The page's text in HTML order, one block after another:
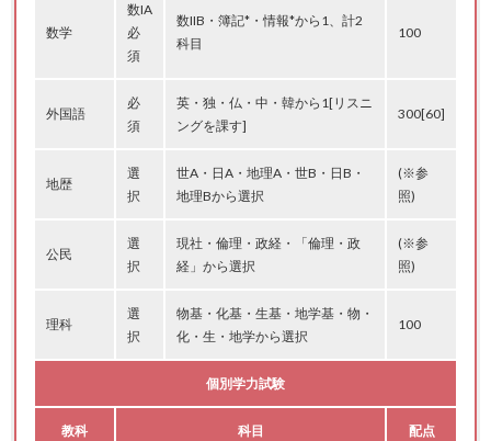
数学
数IA
必
須
数IIB・簿記*・情報*から1、計2
科目
100
外国語
必
須
英・独・仏・中・韓から1[リスニ
ングを課す]
300[60]
地歴
選
択
世A・日A・地理A・世B・日B・
地理Bから選択
(※参
照)
公民
選
択
現社・倫理・政経・「倫理・政
経」から選択
(※参
照)
理科
選
択
物基・化基・生基・地学基・物・
化・生・地学から選択
100
個別学力試験
教科 科目 配点